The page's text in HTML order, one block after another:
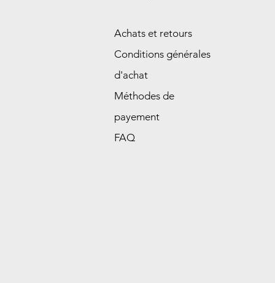
Achats et retours
Conditions générales
d'achat
Méthodes de
payement
FAQ